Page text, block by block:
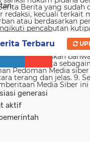
generasi
aktif
Terbaru